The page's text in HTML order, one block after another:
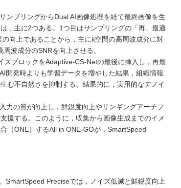
ンプリングからDual AI画像処理を経て最終画像を生
，主に2つある。1つ目はサンプリングの「再」最適
向上であることから，主にk空間の高周波成分に対
波成分のSNRを向上させる。
ブロックをAdaptive-CS-Netの最後に挿入し，再最
開発時よりも学習データを増やした結果，組織情報
む不自然さを抑制する。結果的に，実用的なデノイ
力の質が向上し，鮮鋭度向上やリンギングアーチフ
援する。このように，収集から画像生成までのイメ
（ONE）するAll in ONE-GOが，SmartSpeed
SmartSpeed Preciseでは，ノイズ低減と鮮鋭度向上